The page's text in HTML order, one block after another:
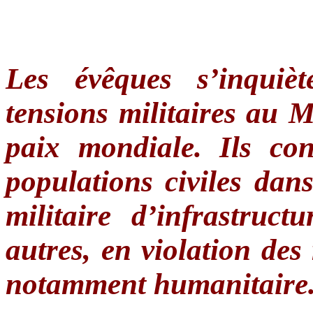
Les évêques
tensions militaires au
paix mondiale. Ils
populations civiles
militaire
autres, en violation
notamment